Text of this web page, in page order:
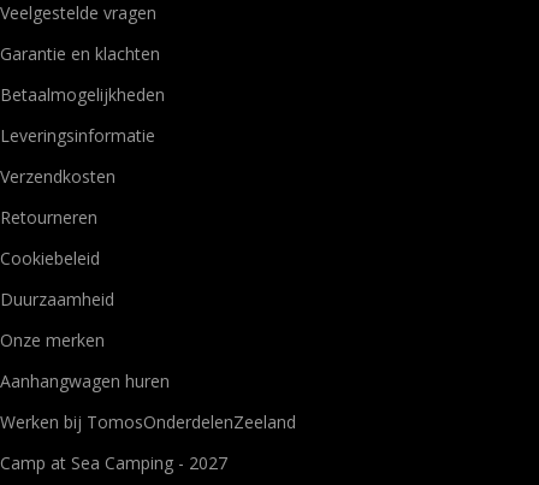
Veelgestelde vragen
Garantie en klachten
Betaalmogelijkheden
Leveringsinformatie
Verzendkosten
Retourneren
Cookiebeleid
Duurzaamheid
Onze merken
Aanhangwagen huren
Werken bij TomosOnderdelenZeeland
Camp at Sea Camping - 2027